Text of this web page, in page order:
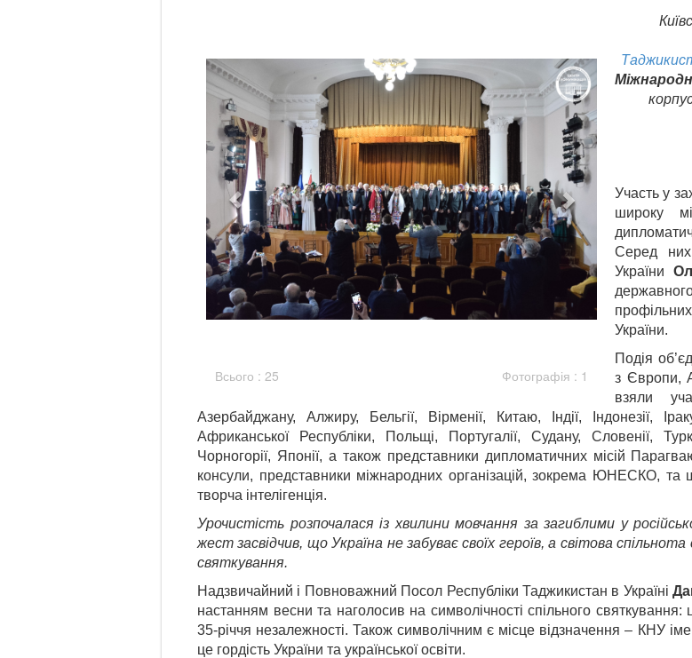
Всього : 25 Фотографія : 1
Участь у
широку
Серед них
України
України.
Подія
з Європи,
взяли
Азербайджану, Алжиру, Бельгії, Вірменії, Китаю, Індії, Індонезії,
Африканської Республіки, Польщі, Португалії, Судану, Словенії,
Чорногорії, Японії, а також представники дипломатичних місій
консули, представники міжнародних організацій, зокрема ЮНЕСКО, та
творча інтелігенція.
Урочистість розпочалася із хвилини мовчання за загиблими у
жест засвідчив, що Україна не забуває своїх героїв, а світова
святкування.
Надзвичайний і Повноважний Посол Республіки Таджикистан в Україні
настанням весни та наголосив на символічності спільного святкування:
35-річчя незалежності. Також символічним є місце відзначення – КНУ
це гордість України та української освіти.